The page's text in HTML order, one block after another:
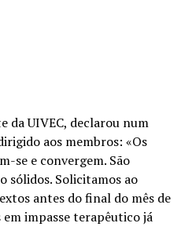
da UIVEC, declarou num
aos membros: «Os
se e convergem. São
sólidos. Solicitamos ao
antes do final do mês de
impasse terapêutico já